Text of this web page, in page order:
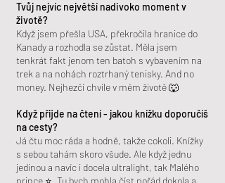
Tvůj nejvíc největší nadivoko moment v
životě?
Když jsem přešla USA, překročila hranice do
Kanady a rozhodla se zůstat. Měla jsem
tenkrát fakt jenom ten batoh s vybavením na
trek a na nohách roztrhaný tenisky. And no
money. Nejhezčí chvíle v mém životě 🐺
Když přijde na čtení - jakou knížku doporučíš
na cesty?
Já čtu moc ráda a hodně, takže cokoli. Knížky
s sebou tahám skoro všude. Ale když jednu
jedinou a navíc i docela ultralight, tak Malého